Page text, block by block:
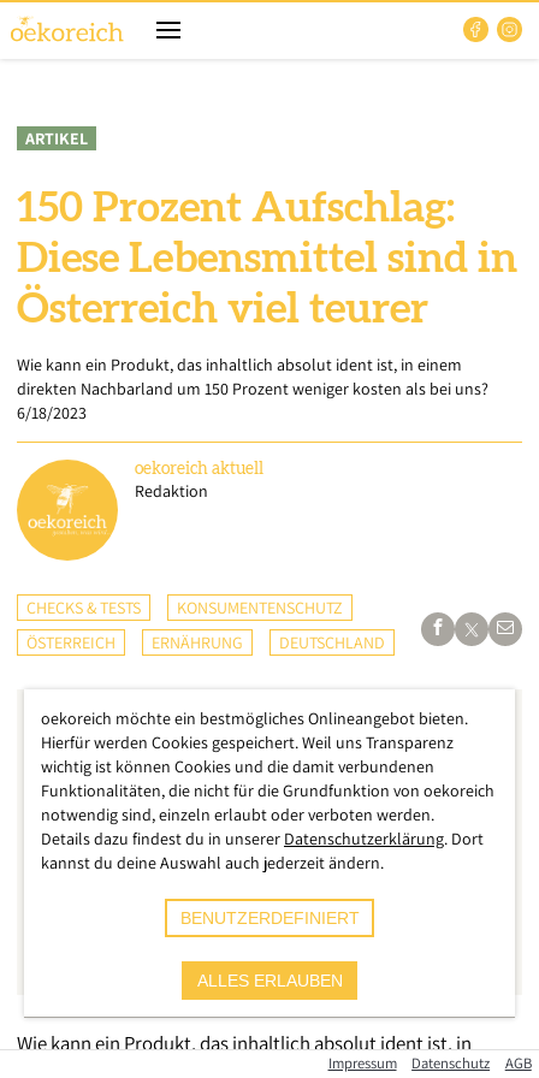
ARTIKEL
150 Prozent Aufschlag:
Diese Lebensmittel sind in
Österreich viel teurer
Wie kann ein Produkt, das inhaltlich absolut ident ist, in einem
direkten Nachbarland um 150 Prozent weniger kosten als bei uns?
6/18/2023
oekoreich aktuell
Redaktion
CHECKS & TESTS
KONSUMENTENSCHUTZ
ÖSTERREICH
ERNÄHRUNG DEUTSCHLAND
Wie kann ein Produkt, das inhaltlich absolut ident ist, in
einem direkten Nachbarland um 150 Prozent weniger kosten
Impressum Datenschutz AGB
oekoreich möchte ein bestmögliches Onlineangebot bieten.
Hierfür werden Cookies gespeichert. Weil uns Transparenz
wichtig ist können Cookies und die damit verbundenen
Funktionalitäten, die nicht für die Grundfunktion von oekoreich
notwendig sind, einzeln erlaubt oder verboten werden.
Details dazu findest du in unserer Datenschutzerklärung. Dort
kannst du deine Auswahl auch jederzeit ändern.
BENUTZERDEFINIERT
ALLES ERLAUBEN